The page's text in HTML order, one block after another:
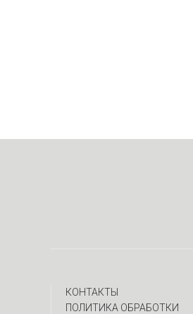
КОНТАКТЫ
ПОЛИТИКА ОБРАБОТКИ